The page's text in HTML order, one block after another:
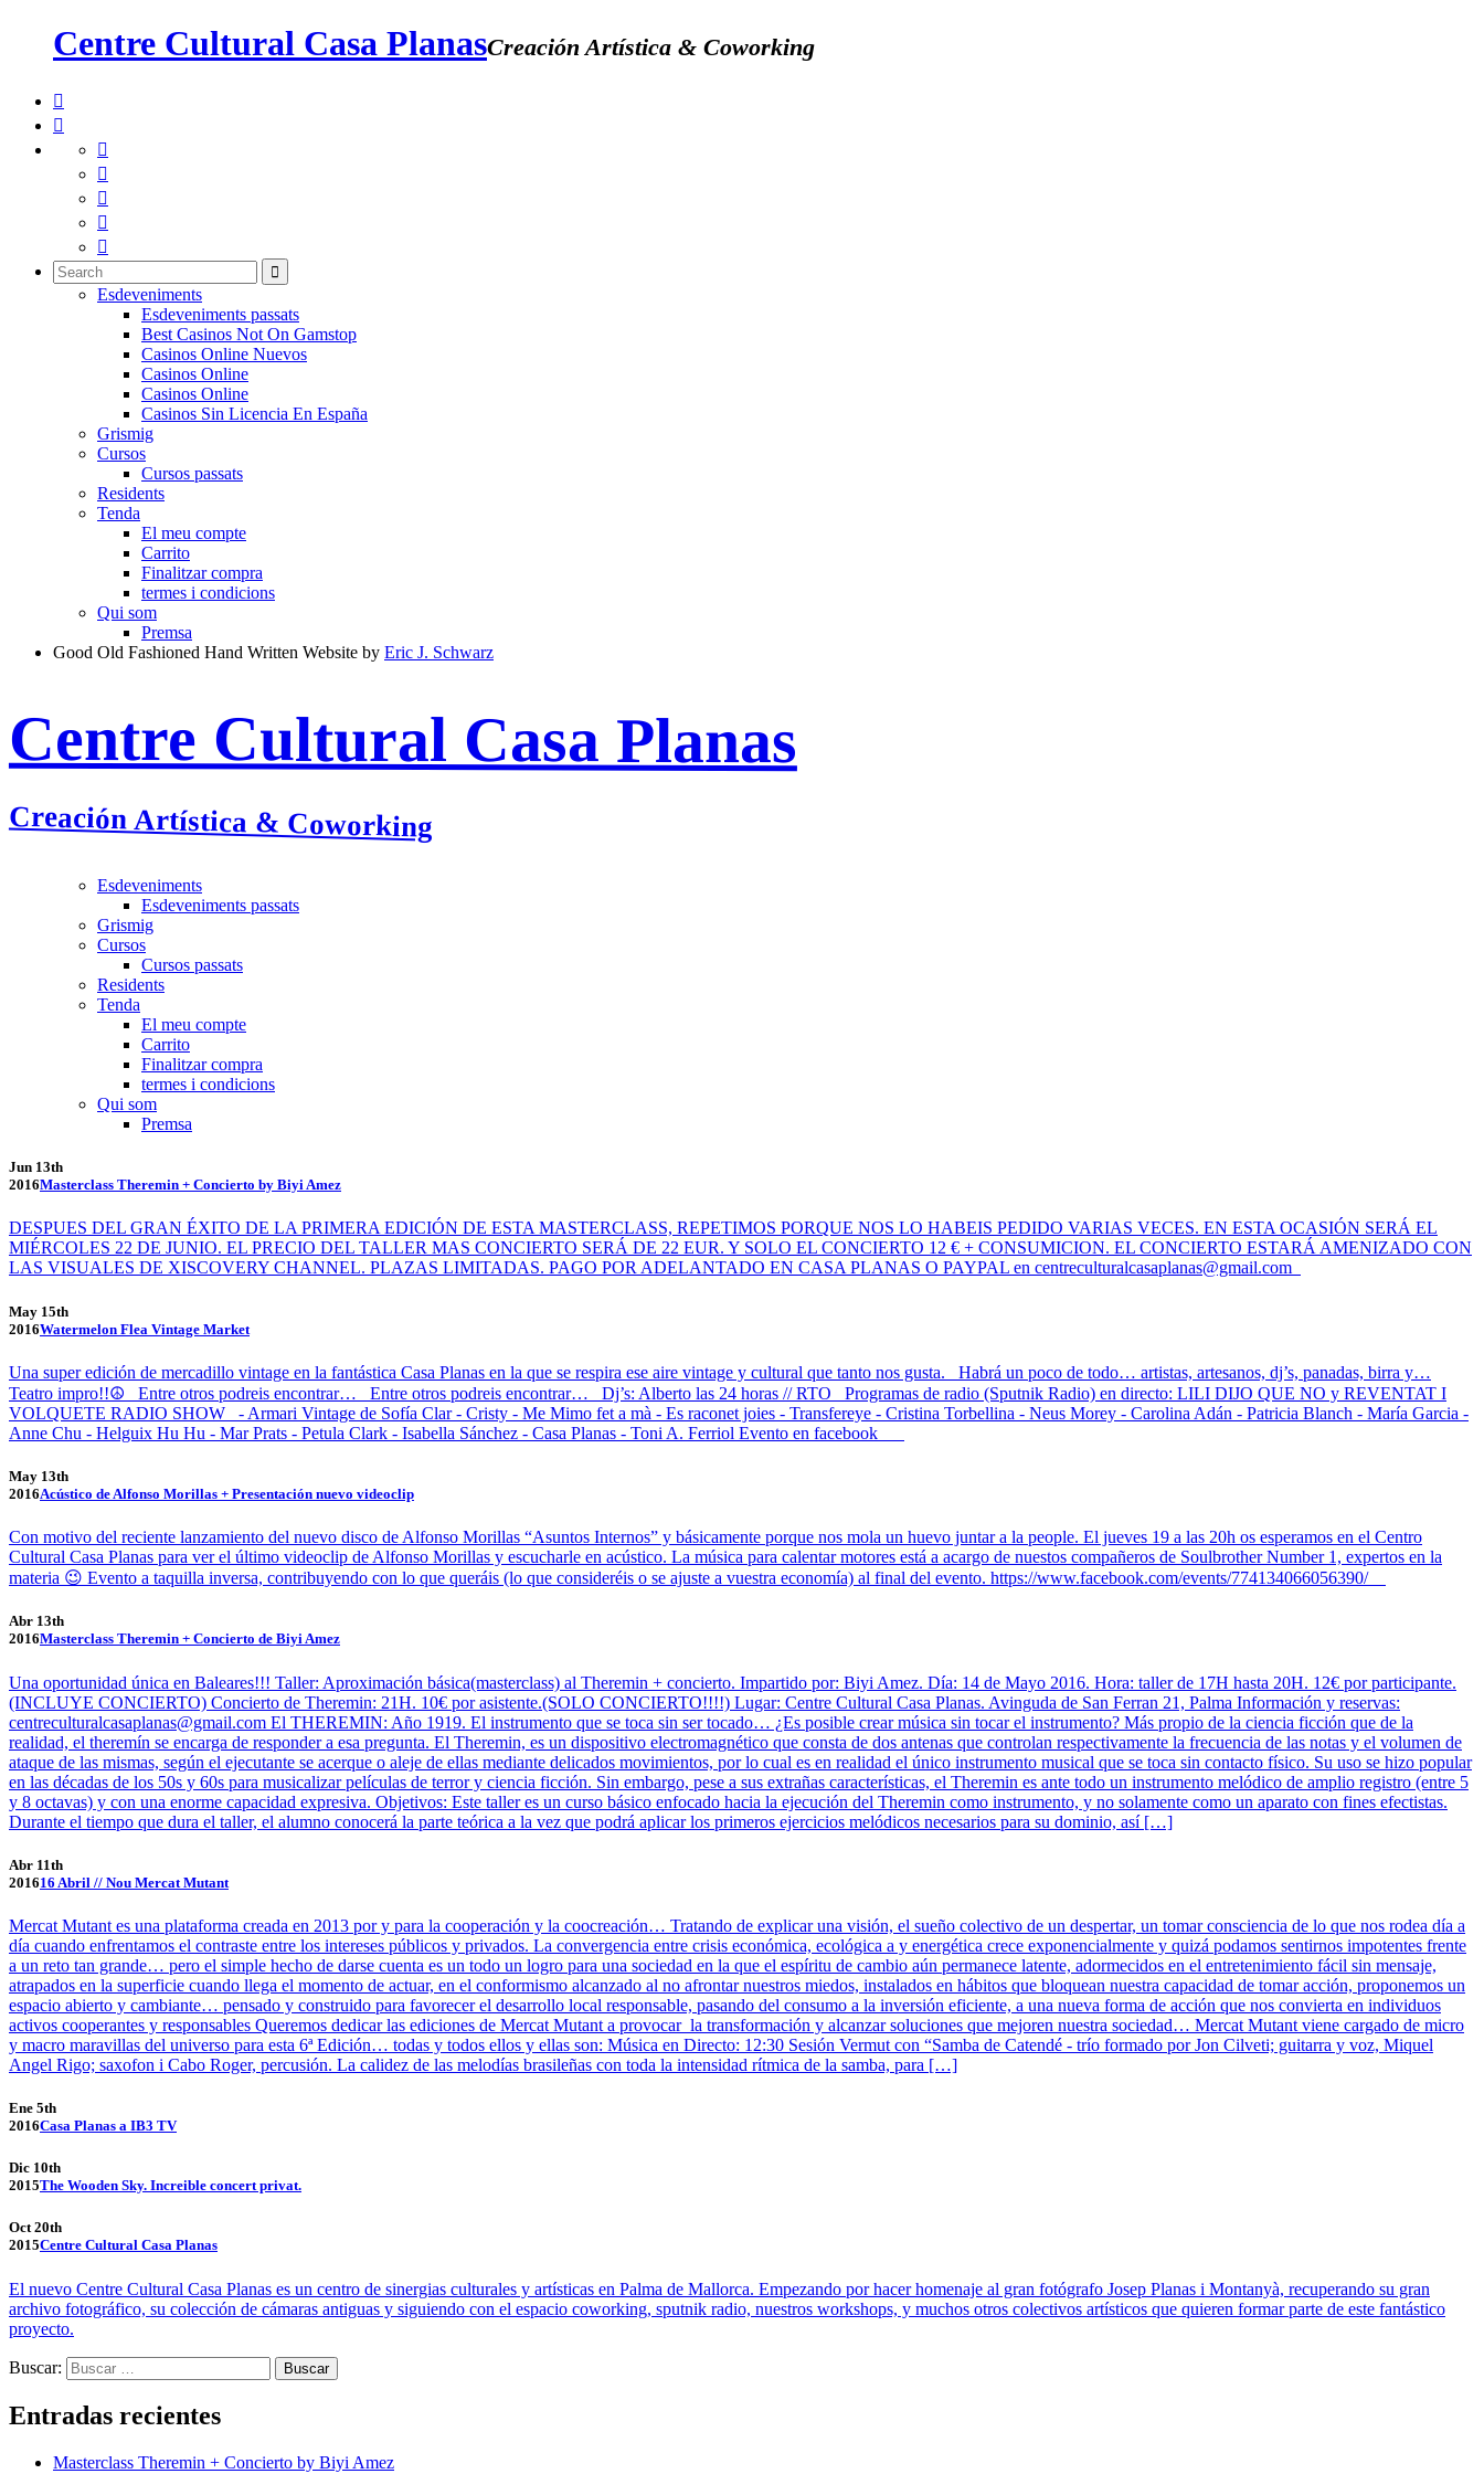
Centre Cultural Casa PlanasCreación Artística & Coworking







Esdeveniments
Esdeveniments passats
Best Casinos Not On Gamstop
Casinos Online Nuevos
Casinos Online
Casinos Online
Casinos Sin Licencia En España
Grismig
Cursos
Cursos passats
Residents
Tenda
El meu compte
Carrito
Finalitzar compra
termes i condicions
Qui som
Premsa
Good Old Fashioned Hand Written Website by Eric J. Schwarz
Centre Cultural Casa Planas
Creación Artística & Coworking
Esdeveniments
Esdeveniments passats
Grismig
Cursos
Cursos passats
Residents
Tenda
El meu compte
Carrito
Finalitzar compra
termes i condicions
Qui som
Premsa
Jun 13th
2016Masterclass Theremin + Concierto by Biyi Amez
DESPUES DEL GRAN ÉXITO DE LA PRIMERA EDICIÓN DE ESTA MASTERCLASS, REPETIMOS PORQUE NOS LO HABEIS PEDIDO VARIAS VECES. EN ESTA OCASIÓN SERÁ EL
MIÉRCOLES 22 DE JUNIO. EL PRECIO DEL TALLER MAS CONCIERTO SERÁ DE 22 EUR. Y SOLO EL CONCIERTO 12 € + CONSUMICION. EL CONCIERTO ESTARÁ AMENIZADO CON
LAS VISUALES DE XISCOVERY CHANNEL. PLAZAS LIMITADAS. PAGO POR ADELANTADO EN CASA PLANAS O PAYPAL en centreculturalcasaplanas@gmail.com
May 15th
2016Watermelon Flea Vintage Market
Una super edición de mercadillo vintage en la fantástica Casa Planas en la que se respira ese aire vintage y cultural que tanto nos gusta. Habrá un poco de todo… artistas, artesanos, dj’s, panadas, birra y…
Teatro impro!!☮ Entre otros podreis encontrar… Entre otros podreis encontrar… Dj’s: Alberto las 24 horas // RTO Programas de radio (Sputnik Radio) en directo: LILI DIJO QUE NO y REVENTAT I
VOLQUETE RADIO SHOW - Armari Vintage de Sofía Clar - Cristy - Me Mimo fet a mà - Es raconet joies - Transfereye - Cristina Torbellina - Neus Morey - Carolina Adán - Patricia Blanch - María Garcia -
Anne Chu - Helguix Hu Hu - Mar Prats - Petula Clark - Isabella Sánchez - Casa Planas - Toni A. Ferriol Evento en facebook
May 13th
2016Acústico de Alfonso Morillas + Presentación nuevo videoclip
Con motivo del reciente lanzamiento del nuevo disco de Alfonso Morillas “Asuntos Internos” y básicamente porque nos mola un huevo juntar a la people. El jueves 19 a las 20h os esperamos en el Centro
Cultural Casa Planas para ver el último videoclip de Alfonso Morillas y escucharle en acústico. La música para calentar motores está a acargo de nuestos compañeros de Soulbrother Number 1, expertos en la
materia 😉 Evento a taquilla inversa, contribuyendo con lo que queráis (lo que consideréis o se ajuste a vuestra economía) al final del evento. https://www.facebook.com/events/774134066056390/
Abr 13th
2016Masterclass Theremin + Concierto de Biyi Amez
Una oportunidad única en Baleares!!! Taller: Aproximación básica(masterclass) al Theremin + concierto. Impartido por: Biyi Amez. Día: 14 de Mayo 2016. Hora: taller de 17H hasta 20H. 12€ por participante.
(INCLUYE CONCIERTO) Concierto de Theremin: 21H. 10€ por asistente.(SOLO CONCIERTO!!!!) Lugar: Centre Cultural Casa Planas. Avinguda de San Ferran 21, Palma Información y reservas:
centreculturalcasaplanas@gmail.com El THEREMIN: Año 1919. El instrumento que se toca sin ser tocado… ¿Es posible crear música sin tocar el instrumento? Más propio de la ciencia ficción que de la
realidad, el theremín se encarga de responder a esa pregunta. El Theremin, es un dispositivo electromagnético que consta de dos antenas que controlan respectivamente la frecuencia de las notas y el volumen de
ataque de las mismas, según el ejecutante se acerque o aleje de ellas mediante delicados movimientos, por lo cual es en realidad el único instrumento musical que se toca sin contacto físico. Su uso se hizo popular
en las décadas de los 50s y 60s para musicalizar películas de terror y ciencia ficción. Sin embargo, pese a sus extrañas características, el Theremin es ante todo un instrumento melódico de amplio registro (entre 5
y 8 octavas) y con una enorme capacidad expresiva. Objetivos: Este taller es un curso básico enfocado hacia la ejecución del Theremin como instrumento, y no solamente como un aparato con fines efectistas.
Durante el tiempo que dura el taller, el alumno conocerá la parte teórica a la vez que podrá aplicar los primeros ejercicios melódicos necesarios para su dominio, así […]
Abr 11th
201616 Abril // Nou Mercat Mutant
Mercat Mutant es una plataforma creada en 2013 por y para la cooperación y la coocreación… Tratando de explicar una visión, el sueño colectivo de un despertar, un tomar consciencia de lo que nos rodea día a
día cuando enfrentamos el contraste entre los intereses públicos y privados. La convergencia entre crisis económica, ecológica a y energética crece exponencialmente y quizá podamos sentirnos impotentes frente
a un reto tan grande… pero el simple hecho de darse cuenta es un todo un logro para una sociedad en la que el espíritu de cambio aún permanece latente, adormecidos en el entretenimiento fácil sin mensaje,
atrapados en la superficie cuando llega el momento de actuar, en el conformismo alcanzado al no afrontar nuestros miedos, instalados en hábitos que bloquean nuestra capacidad de tomar acción, proponemos un
espacio abierto y cambiante… pensado y construido para favorecer el desarrollo local responsable, pasando del consumo a la inversión eficiente, a una nueva forma de acción que nos convierta en individuos
activos cooperantes y responsables Queremos dedicar las ediciones de Mercat Mutant a provocar la transformación y alcanzar soluciones que mejoren nuestra sociedad… Mercat Mutant viene cargado de micro
y macro maravillas del universo para esta 6ª Edición… todas y todos ellos y ellas son: Música en Directo: 12:30 Sesión Vermut con “Samba de Catendé - trío formado por Jon Cilveti; guitarra y voz, Miquel
Angel Rigo; saxofon i Cabo Roger, percusión. La calidez de las melodías brasileñas con toda la intensidad rítmica de la samba, para […]
Ene 5th
2016Casa Planas a IB3 TV
Dic 10th
2015The Wooden Sky. Increible concert privat.
Oct 20th
2015Centre Cultural Casa Planas
El nuevo Centre Cultural Casa Planas es un centro de sinergias culturales y artísticas en Palma de Mallorca. Empezando por hacer homenaje al gran fotógrafo Josep Planas i Montanyà, recuperando su gran
archivo fotográfico, su colección de cámaras antiguas y siguiendo con el espacio coworking, sputnik radio, nuestros workshops, y muchos otros colectivos artísticos que quieren formar parte de este fantástico
proyecto.
Buscar:
Entradas recientes
Masterclass Theremin + Concierto by Biyi Amez